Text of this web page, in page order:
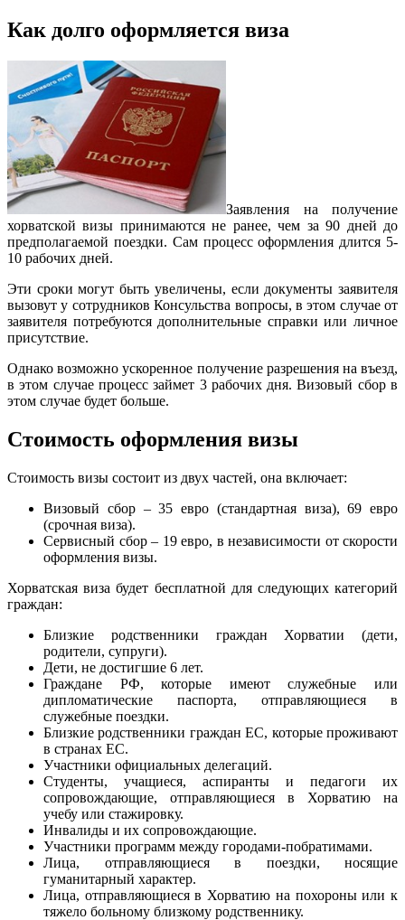
Как долго оформляется виза
Заявления на получение
хорватской визы принимаются не ранее, чем за 90 дней до
предполагаемой поездки. Сам процесс оформления длится 5-
10 рабочих дней.
Эти сроки могут быть увеличены, если документы заявителя
вызовут у сотрудников Консульства вопросы, в этом случае от
заявителя потребуются дополнительные справки или личное
присутствие.
Однако возможно ускоренное получение разрешения на въезд,
в этом случае процесс займет 3 рабочих дня. Визовый сбор в
этом случае будет больше.
Стоимость оформления визы
Стоимость визы состоит из двух частей, она включает:
Визовый сбор – 35 евро (стандартная виза), 69 евро
(срочная виза).
Сервисный сбор – 19 евро, в независимости от скорости
оформления визы.
Хорватская виза будет бесплатной для следующих категорий
граждан:
Близкие родственники граждан Хорватии (дети,
родители, супруги).
Дети, не достигшие 6 лет.
Граждане РФ, которые имеют служебные или
дипломатические паспорта, отправляющиеся в
служебные поездки.
Близкие родственники граждан ЕС, которые проживают
в странах ЕС.
Участники официальных делегаций.
Студенты, учащиеся, аспиранты и педагоги их
сопровождающие, отправляющиеся в Хорватию на
учебу или стажировку.
Инвалиды и их сопровождающие.
Участники программ между городами-побратимами.
Лица, отправляющиеся в поездки, носящие
гуманитарный характер.
Лица, отправляющиеся в Хорватию на похороны или к
тяжело больному близкому родственнику.